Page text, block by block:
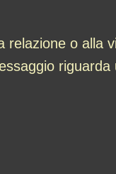
relazione o alla
riguarda